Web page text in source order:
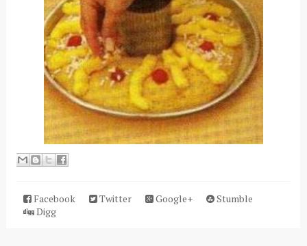
Facebook Twitter Google+
Stumble
Digg